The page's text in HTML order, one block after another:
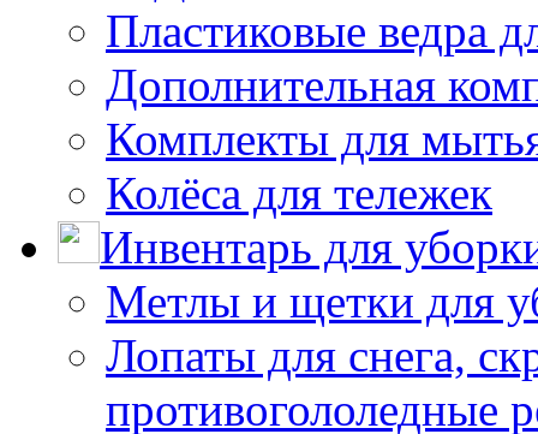
Пластиковые ведра
Дополнительная
Комплекты для
Колёса для тележек
Инвентарь для
Метлы и щетки для
Лопаты для снега,
противогололедные